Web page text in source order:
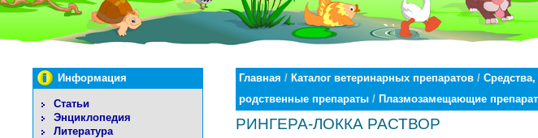
Информация
Статьи
Энциклопедия
Литература
Главная / Каталог ветеринарных препаратов /
родственные препараты / Плазмозамещающие
РИНГЕРА-ЛОККА РАСТВОР